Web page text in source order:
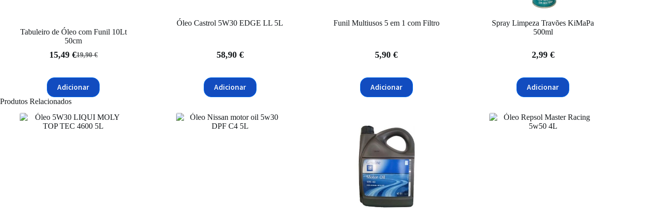
Tabuleiro de Óleo com Funil 10Lt
50cm
19,90€
O
original
era:
19,90 €.
15,49 €
O
atual
é:
15,49 €.
Adicionar
Óleo Castrol 5W30 EDGE LL 5L
58,90 €
Adicionar
Funil Multiusos 5 em 1 com Filtro
5,90€
Adicionar
Spray Limpeza Travões KiMaPa
500ml
2,99 €
Adicionar
Produtos Relacionados